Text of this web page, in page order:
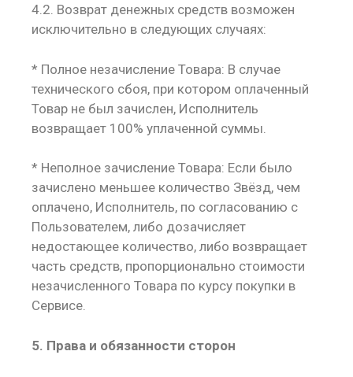
4.2. Возврат денежных средств возможен
исключительно в следующих случаях:
* Полное незачисление Товара: В случае
технического сбоя, при котором оплаченный
Товар не был зачислен, Исполнитель
возвращает 100% уплаченной суммы.
* Неполное зачисление Товара: Если было
зачислено меньшее количество Звёзд, чем
оплачено, Исполнитель, по согласованию с
Пользователем, либо дозачисляет
недостающее количество, либо возвращает
часть средств, пропорционально стоимости
незачисленного Товара по курсу покупки в
Сервисе.
5. Права и обязанности сторон